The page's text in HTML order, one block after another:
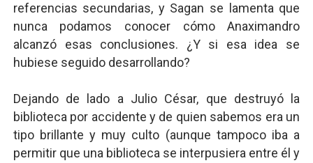
referencias secundarias, y Sagan se lamenta que
nunca podamos conocer cómo Anaximandro
alcanzó esas conclusiones. ¿Y si esa idea se
hubiese seguido desarrollando?
Dejando de lado a Julio César, que destruyó la
biblioteca por accidente y de quien sabemos era un
tipo brillante y muy culto (aunque tampoco iba a
permitir que una biblioteca se interpusiera entre él y